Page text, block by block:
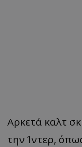
Αρκετά καλτ
την Ίντερ,